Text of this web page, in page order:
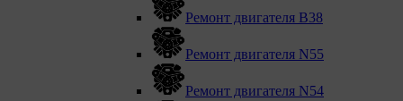
Ремонт двигателя В38
Ремонт двигателя N55
Ремонт двигателя N54